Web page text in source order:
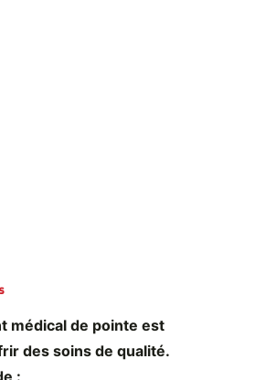
médical de pointe est
des soins de qualité.
: